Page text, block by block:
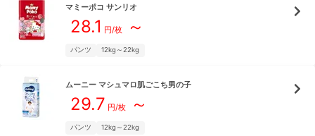
マミーポコ サンリオ
28.1 円/枚～
パンツ 12kg～22kg
ムーニー マシュマロ肌ごこち男の子
29.7 円/枚～
パンツ 12kg～22kg